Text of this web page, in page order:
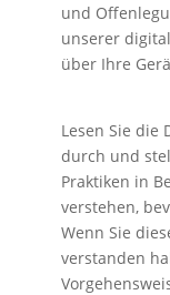
und
unserer
über Ihre
Lesen Sie
durch und
Praktiken in
verstehen,
Wenn Sie
verstanden